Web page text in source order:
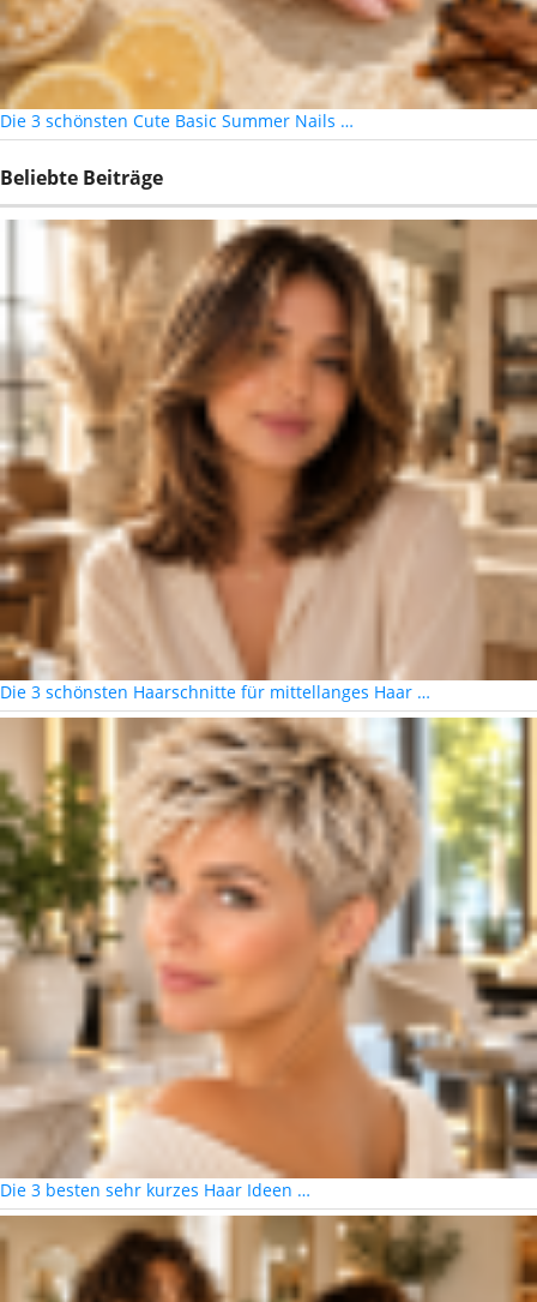
Die 3 schönsten Cute Basic Summer Nails …
Beliebte Beiträge
Die 3 schönsten Haarschnitte für mittellanges Haar …
Die 3 besten sehr kurzes Haar Ideen …